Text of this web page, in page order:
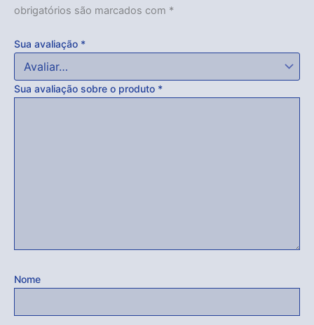
obrigatórios são marcados com *
Sua avaliação *
Sua avaliação sobre o produto *
Nome